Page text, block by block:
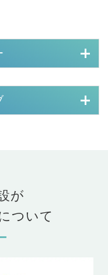
が
ついて